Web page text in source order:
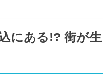
にある!? 街が生